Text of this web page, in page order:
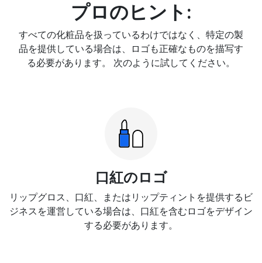
プロのヒント:
すべての化粧品を扱っているわけではなく、特定の製
品を提供している場合は、ロゴも正確なものを描写す
る必要があります。 次のように試してください。
口紅のロゴ
リップグロス、口紅、またはリップティントを提供するビ
ジネスを運営している場合は、口紅を含むロゴをデザイン
する必要があります。